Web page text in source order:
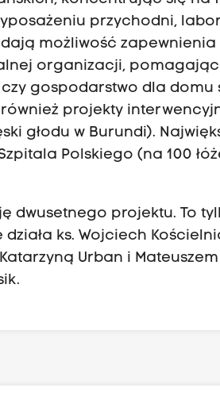
przychodni,
możliwość
organizacji,
czy gospodarstwo dla domu
projekty
głodu w Burundi).
Polskiego (na 100
dwusetnego projektu. To
ks. Wojciech
Urban i